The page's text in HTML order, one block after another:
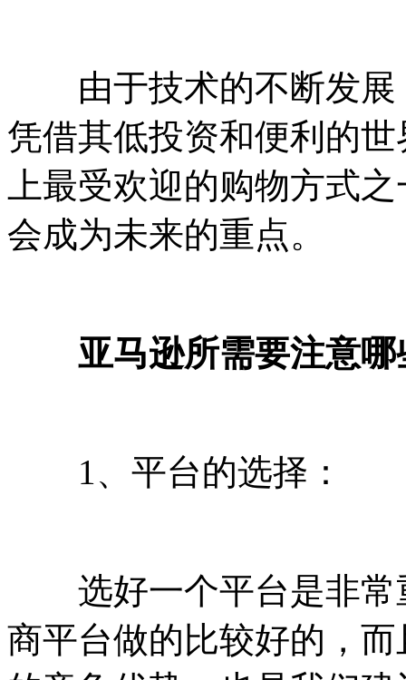
由于技术的不断发展
凭借其低投资和便利的
上最受欢迎的购物方式
会成为未来的重点。
亚马逊所需要注意哪
1、平台的选择：
选好一个平台是非常
商平台做的比较好的，